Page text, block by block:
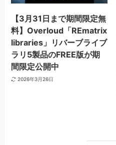
【3月31日まで期間限定無
料】Overloud「REmatrix
libraries」リバーブライブ
ラリ5製品のFREE版が期
間限定公開中
2026年3月26日